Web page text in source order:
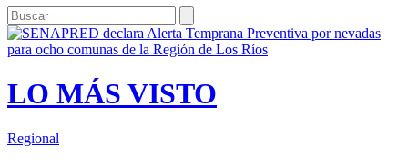
LO MÁS VISTO
Regional